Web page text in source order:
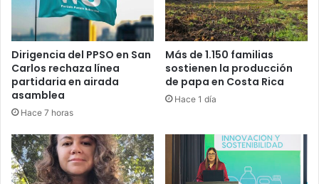
Dirigencia del PPSO en San
Carlos rechaza línea
partidaria en airada
asamblea
Hace 7 horas
Más de 1.150 familias
sostienen la producción
de papa en Costa Rica
Hace 1 día